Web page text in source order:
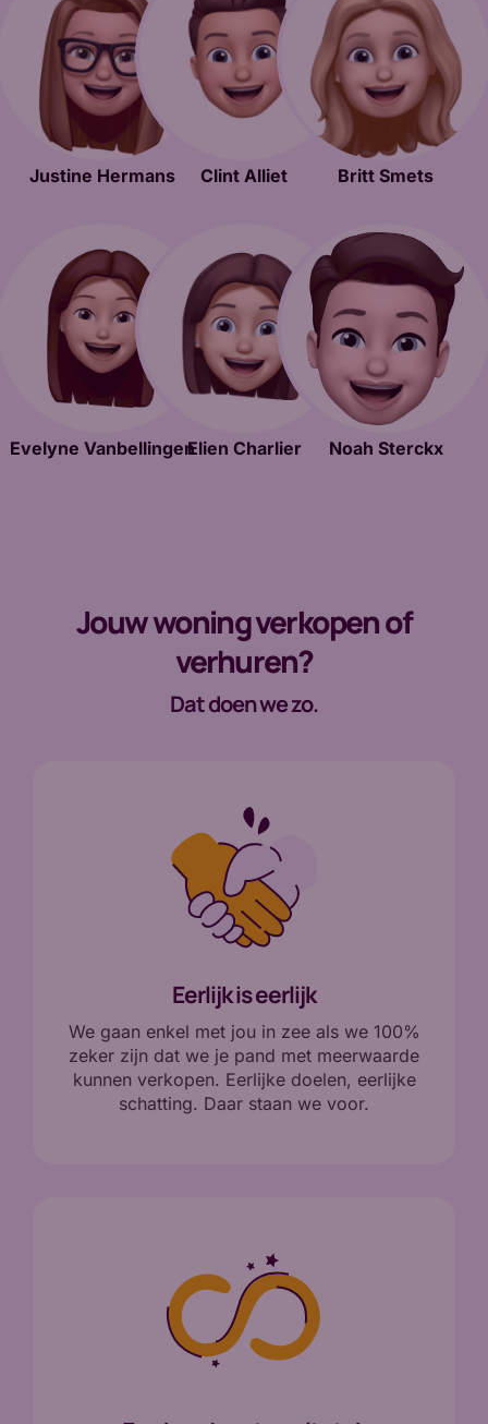
Britt Smets
Clint Alliet
Justine Hermans
Noah Sterckx
Elien Charlier
Evelyne Vanbellingen
Jouw woning verkopen of
verhuren?
Dat doen we zo.
Eerlijk is eerlijk
We gaan enkel met jou in zee als we 100%
zeker zijn dat we je pand met meerwaarde
kunnen verkopen. Eerlijke doelen, eerlijke
schatting. Daar staan we voor.